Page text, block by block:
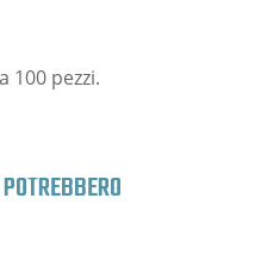
100 pezzi.